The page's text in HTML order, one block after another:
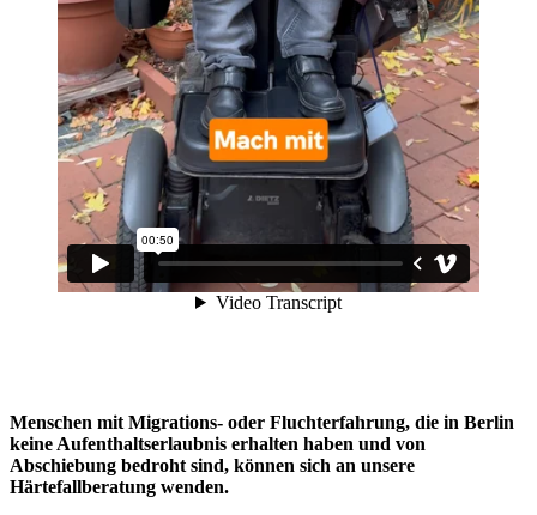
Menschen mit Migrations- oder Fluchterfahrung, die in Berlin
keine Aufenthaltserlaubnis erhalten haben und von
Abschiebung bedroht sind, können sich an unsere
Härtefallberatung wenden.